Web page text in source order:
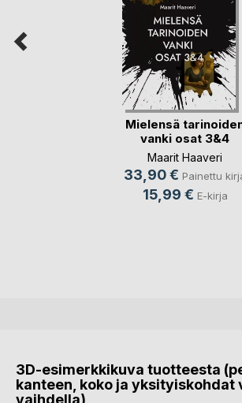
Mielensä
vanki osat 3&4
Maarit Haaveri
33,90 € Painettu
15,99 € E-kirja
3D-esimerkkikuva tuotteesta
kanteen, koko ja yksityiskohdat